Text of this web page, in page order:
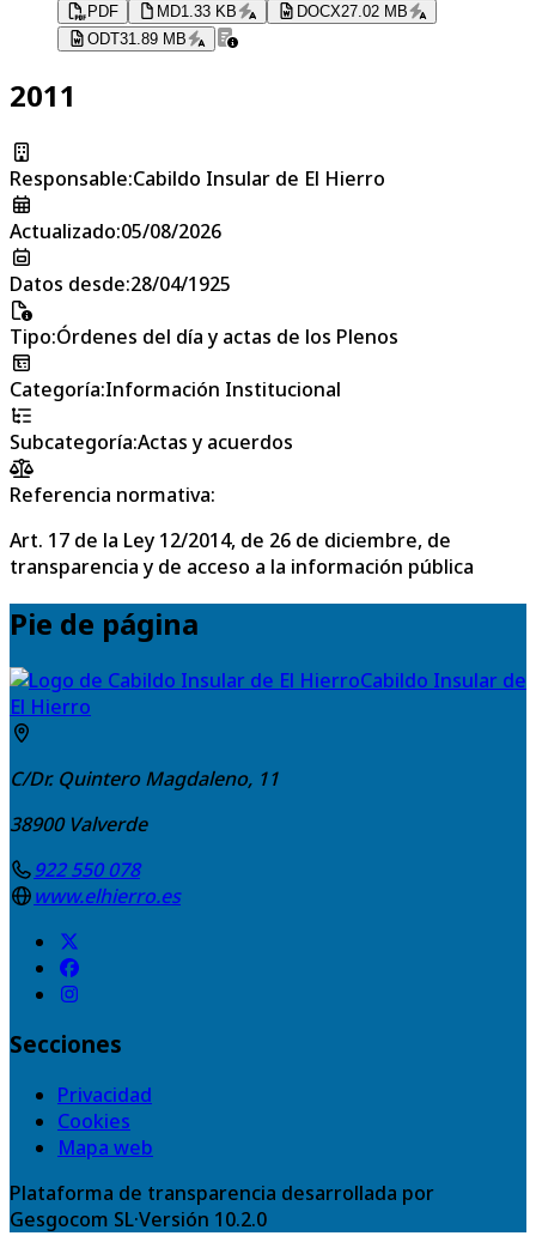
PDF MD1.33 KB DOCX27.02 MB
ODT31.89 MB
2011
Responsable:Cabildo Insular de El Hierro
Actualizado:05/08/2026
Datos desde:28/04/1925
Tipo:Órdenes del día y actas de los Plenos
Categoría:Información Institucional
Subcategoría:Actas y acuerdos
Referencia normativa:
Art. 17 de la Ley 12/2014, de 26 de diciembre, de
transparencia y de acceso a la información pública
Pie de página
Cabildo Insular de
El Hierro
C/Dr. Quintero Magdaleno, 11
38900 Valverde
922 550 078
www.elhierro.es
Secciones
Privacidad
Cookies
Mapa web
Plataforma de transparencia desarrollada por
Gesgocom SL·Versión 10.2.0